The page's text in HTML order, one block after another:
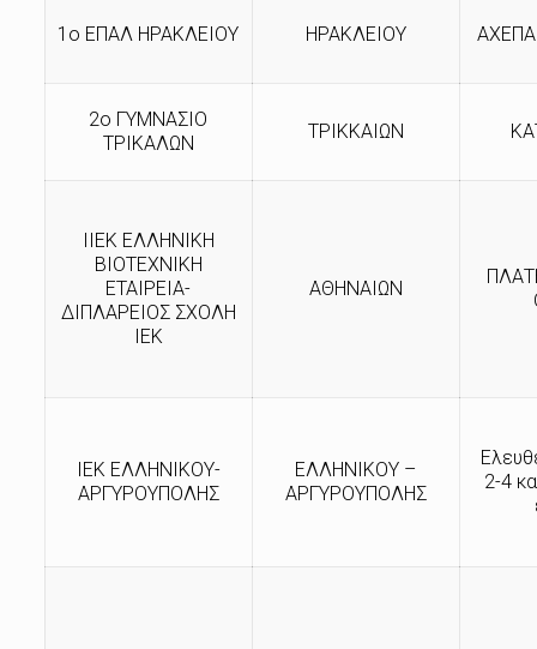
1ο ΕΠΑΛ ΗΡΑΚΛΕΙΟΥ ΗΡΑΚΛΕΙΟΥ
2ο ΓΥΜΝΑΣΙΟ
ΤΡΙΚΑΛΩΝ
ΤΡΙΚΚΑΙΩΝ
ΙΙΕΚ ΕΛΛΗΝΙΚΗ
ΒΙΟΤΕΧΝΙΚΗ
ΕΤΑΙΡΕΙΑ-
ΔΙΠΛΑΡΕΙΟΣ ΣΧΟΛΗ
ΙΕΚ
ΑΘΗΝΑΙΩΝ
ΙΕΚ ΕΛΛΗΝΙΚΟΥ-
ΑΡΓΥΡΟΥΠΟΛΗΣ
ΕΛΛΗΝΙΚΟΥ –
ΑΡΓΥΡΟΥΠΟΛΗΣ
2-4